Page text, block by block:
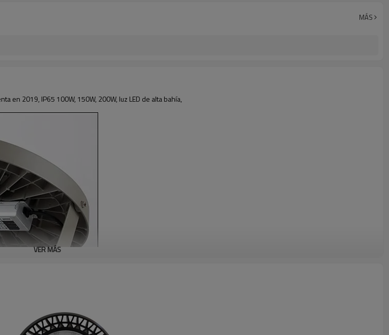
MÁS
en 2019, IP65 100W, 150W, 200W, luz LED de alta bahía,
VER MÁS